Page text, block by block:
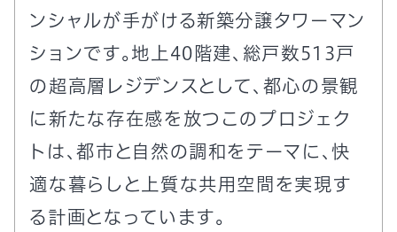
ンシャルが手がける新築分譲タワーマン
ションです。地上40階建、総戸数513戸
の超高層レジデンスとして、都心の景観
に新たな存在感を放つこのプロジェク
トは、都市と自然の調和をテーマに、快
適な暮らしと上質な共用空間を実現す
る計画となっています。